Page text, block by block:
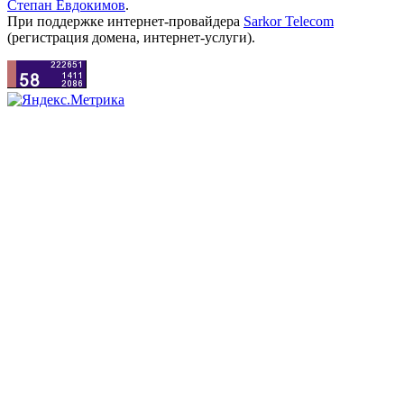
Степан Евдокимов.
При поддержке интернет-провайдера Sarkor Telecom
(регистрация домена, интернет-услуги).